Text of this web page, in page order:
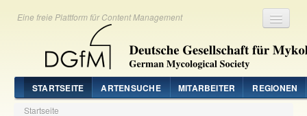
Eine freie Plattform für Content Management
STARTSEITE ARTENSUCHE MITARBEITER REGIONEN
Startseite